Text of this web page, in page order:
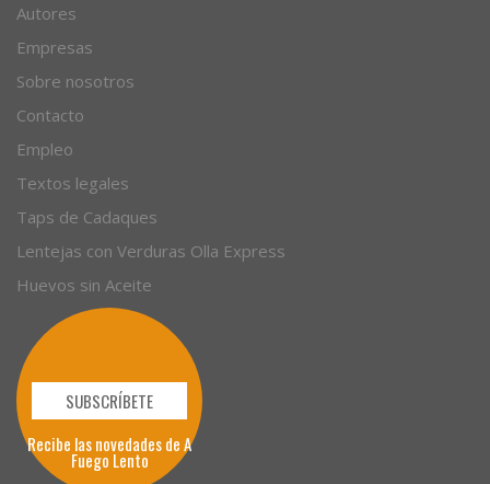
Autores
Empresas
Sobre nosotros
Contacto
Empleo
Textos legales
Taps de Cadaques
Lentejas con Verduras Olla Express
Huevos sin Aceite
SUBSCRÍBETE
Recibe las novedades de A
Fuego Lento